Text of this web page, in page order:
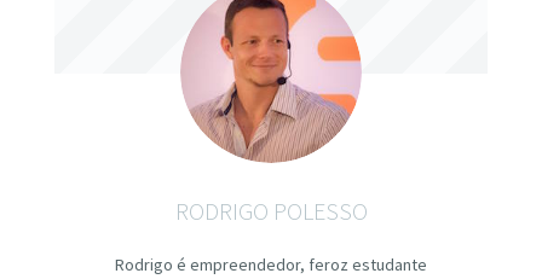
RODRIGO POLESSO
Rodrigo é empreendedor, feroz estudante